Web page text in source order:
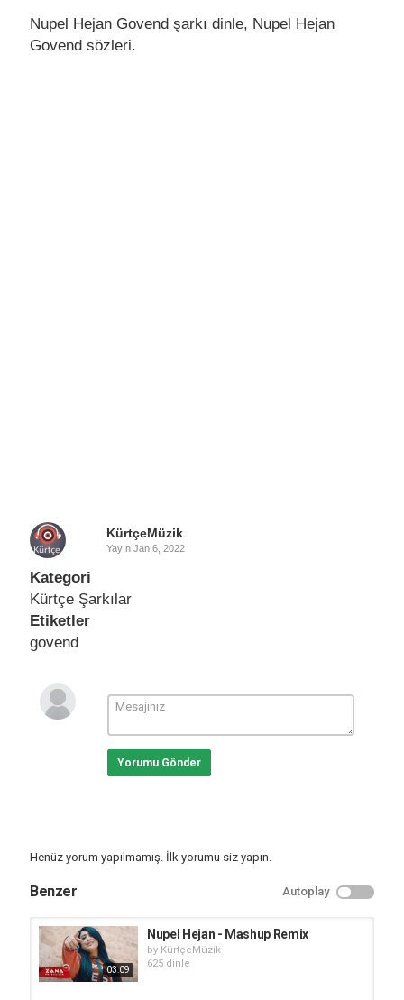
Nupel Hejan Govend şarkı dinle, Nupel Hejan
Govend sözleri.
KürtçeMüzik
Yayın Jan 6, 2022
Kategori
Kürtçe Şarkılar
Etiketler
govend
Yorumu Gönder
Henüz yorum yapılmamış. İlk yorumu siz yapın.
Benzer Autoplay
03:09
Nupel Hejan - Mashup Remix
by KürtçeMüzik
625 dinle